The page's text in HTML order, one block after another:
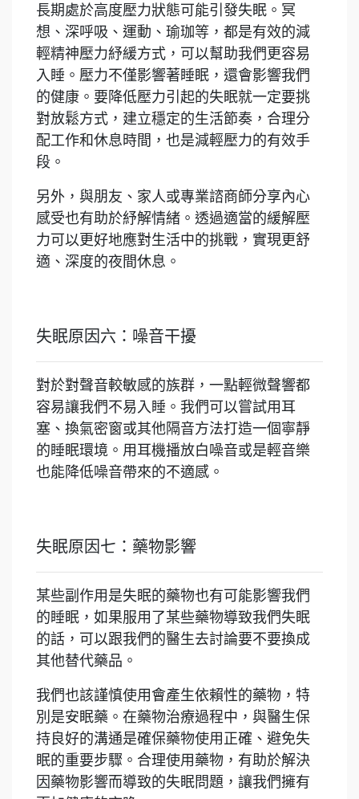
長期處於高度壓力狀態可能引發失眠。冥
想、深呼吸、運動、瑜珈等，都是有效的減
輕精神壓力紓緩方式，可以幫助我們更容易
入睡。壓力不僅影響著睡眠，還會影響我們
的健康。要降低壓力引起的失眠就一定要挑
對放鬆方式，建立穩定的生活節奏，合理分
配工作和休息時間，也是減輕壓力的有效手
段。
另外，與朋友、家人或專業諮商師分享內心
感受也有助於紓解情緒。透過適當的緩解壓
力可以更好地應對生活中的挑戰，實現更舒
適、深度的夜間休息。
失眠原因六：噪音干擾
對於對聲音較敏感的族群，一點輕微聲響都
容易讓我們不易入睡。我們可以嘗試用耳
塞、換氣密窗或其他隔音方法打造一個寧靜
的睡眠環境。用耳機播放白噪音或是輕音樂
也能降低噪音帶來的不適感。
失眠原因七：藥物影響
某些副作用是失眠的藥物也有可能影響我們
的睡眠，如果服用了某些藥物導致我們失眠
的話，可以跟我們的醫生去討論要不要換成
其他替代藥品。
我們也該謹慎使用會產生依賴性的藥物，特
別是安眠藥。在藥物治療過程中，與醫生保
持良好的溝通是確保藥物使用正確、避免失
眠的重要步驟。合理使用藥物，有助於解決
因藥物影響而導致的失眠問題，讓我們擁有